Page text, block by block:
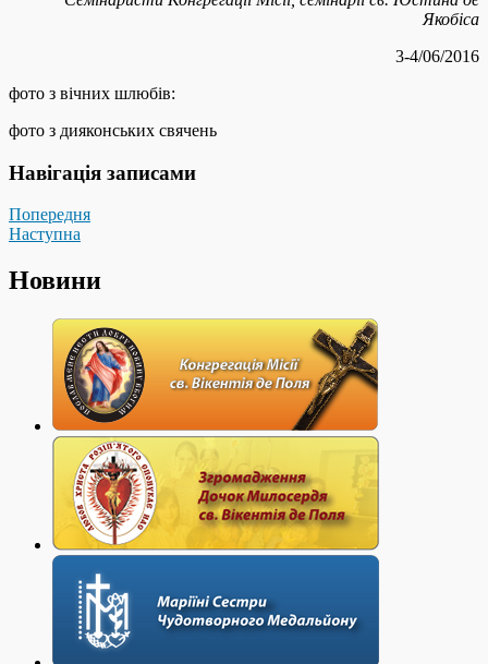
Якобіса
3-4/06/2016
фото з вічних шлюбів:
фото з дияконських свячень
Навігація записами
Попередня
Наступна
Новини